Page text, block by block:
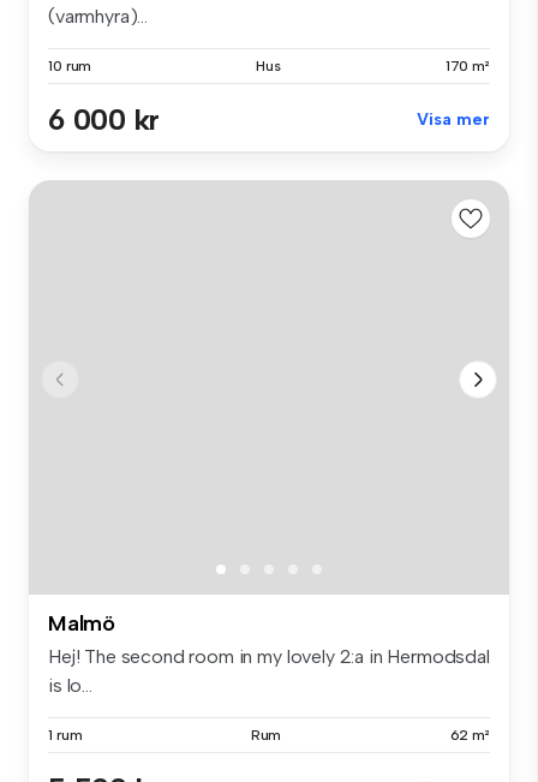
(varmhyra)...
10 rum Hus 170 m²
6 000 kr Visa mer
Malmö
Hej! The second room in my lovely 2:a in Hermodsdal
is lo...
1 rum Rum 62 m²